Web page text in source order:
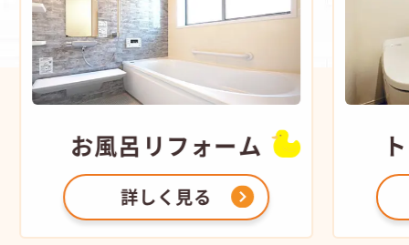
フォーム トイレリフォー